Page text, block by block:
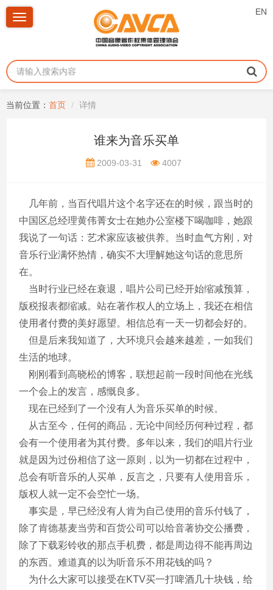
EN
Toggle
当前位置： 首页 详情
谁来为音乐买单
2009-03-31 4007
几年前，当百代唱片这个名字还在的时候，跟当时的
中国区总经理黄伟菁女士在她办公室楼下喝咖啡，她跟
我说了一句话：艺术家应该被供养。当时血气方刚，对
音乐行业满怀热情，确实不大理解她这句话的意思所
在。
当时行业已经在衰退，唱片公司已经开始缩减预算，
版税报表都缩减。站在著作权人的立场上，我还在相信
使用者付费的美好愿望。相信总有一天一切都会好的。
但是后来我知道了，大环境只会越来越差，一如我们
生活的地球。
刚刚看到高晓松的博客，联想起前一段时间他在光线
一个会上的发言，感慨良多。
现在已经到了一个没有人为音乐买单的时候。
从古至今，任何的商品，无论中间经历何种过程，都
会有一个使用者为其付费。多年以来，我们的唱片行业
就是因为过份相信了这一原则，以为一切都在过程中，
总会有听音乐的人买单，反言之，只要有人使用音乐，
版权人就一定不会空忙一场。
事实是，早已经没有人肯为自己使用的音乐付钱了，
除了肯德基麦当劳和百货公司可以给音著协交公播费，
除了下载彩铃收的那点手机费，都是周边得不能再周边
的东西。难道真的以为听音乐不用花钱的吗？
为什么大家可以接受在KTV买一打啤酒几十块钱，给